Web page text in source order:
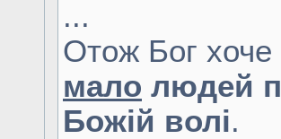
...
Отож Бог
мало людей
Божій волі.